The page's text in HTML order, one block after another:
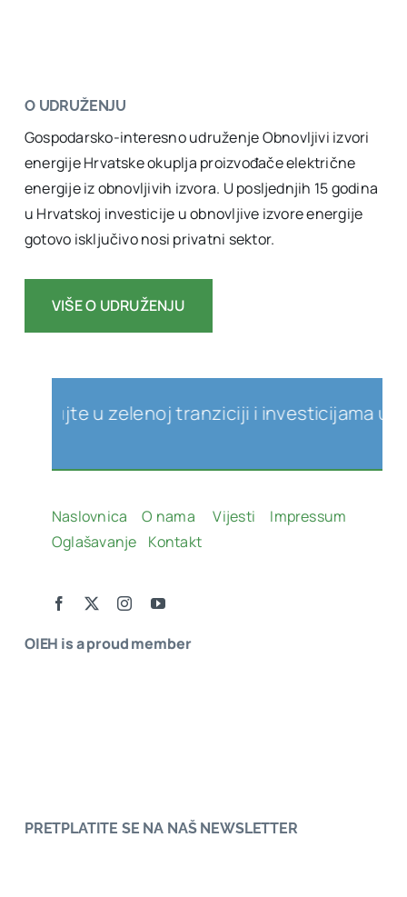
O UDRUŽENJU
Gospodarsko-interesno udruženje Obnovljivi izvori
energije Hrvatske okuplja proizvođače električne
energije iz obnovljivih izvora. U posljednjih 15 godina
u Hrvatskoj investicije u obnovljive izvore energije
gotovo isključivo nosi privatni sektor.
VIŠE O UDRUŽENJU
OIEH is a proud member
PRETPLATITE SE NA NAŠ NEWSLETTER
u zelenoj tranziciji i investicijama u
Naslovnica O nama Vijesti
Impressum
Oglašavanje
Kontakt